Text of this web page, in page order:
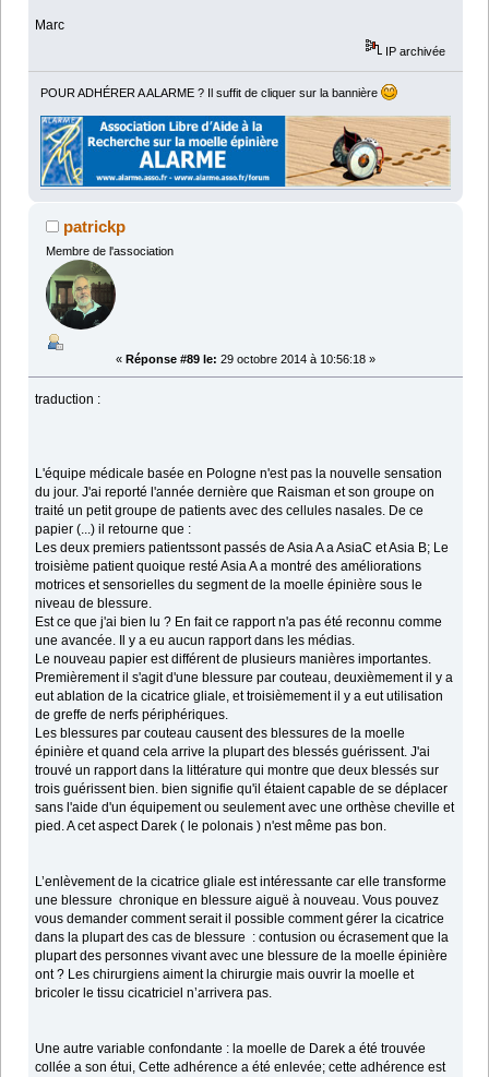
Marc
IP archivée
POUR ADHÉRER A ALARME ? Il suffit de cliquer sur la bannière
patrickp
Membre de l'association
« Réponse #89 le: 29 octobre 2014 à 10:56:18 »
traduction :
L'équipe médicale basée en Pologne n'est pas la nouvelle sensation
du jour. J'ai reporté l'année dernière que Raisman et son groupe on
traité un petit groupe de patients avec des cellules nasales. De ce
papier (...) il retourne que :
Les deux premiers patientssont passés de Asia A a AsiaC et Asia B; Le
troisième patient quoique resté Asia A a montré des améliorations
motrices et sensorielles du segment de la moelle épinière sous le
niveau de blessure.
Est ce que j'ai bien lu ? En fait ce rapport n'a pas été reconnu comme
une avancée. Il y a eu aucun rapport dans les médias.
Le nouveau papier est différent de plusieurs manières importantes.
Premièrement il s'agit d'une blessure par couteau, deuxièmement il y a
eut ablation de la cicatrice gliale, et troisièmement il y a eut utilisation
de greffe de nerfs périphériques.
Les blessures par couteau causent des blessures de la moelle
épinière et quand cela arrive la plupart des blessés guérissent. J'ai
trouvé un rapport dans la littérature qui montre que deux blessés sur
trois guérissent bien. bien signifie qu'il étaient capable de se déplacer
sans l'aide d'un équipement ou seulement avec une orthèse cheville et
pied. A cet aspect Darek ( le polonais ) n'est même pas bon.
L’enlèvement de la cicatrice gliale est intéressante car elle transforme
une blessure chronique en blessure aiguë à nouveau. Vous pouvez
vous demander comment serait il possible comment gérer la cicatrice
dans la plupart des cas de blessure : contusion ou écrasement que la
plupart des personnes vivant avec une blessure de la moelle épinière
ont ? Les chirurgiens aiment la chirurgie mais ouvrir la moelle et
bricoler le tissu cicatriciel n’arrivera pas.
Une autre variable confondante : la moelle de Darek a été trouvée
collée a son étui, Cette adhérence a été enlevée; cette adhérence est